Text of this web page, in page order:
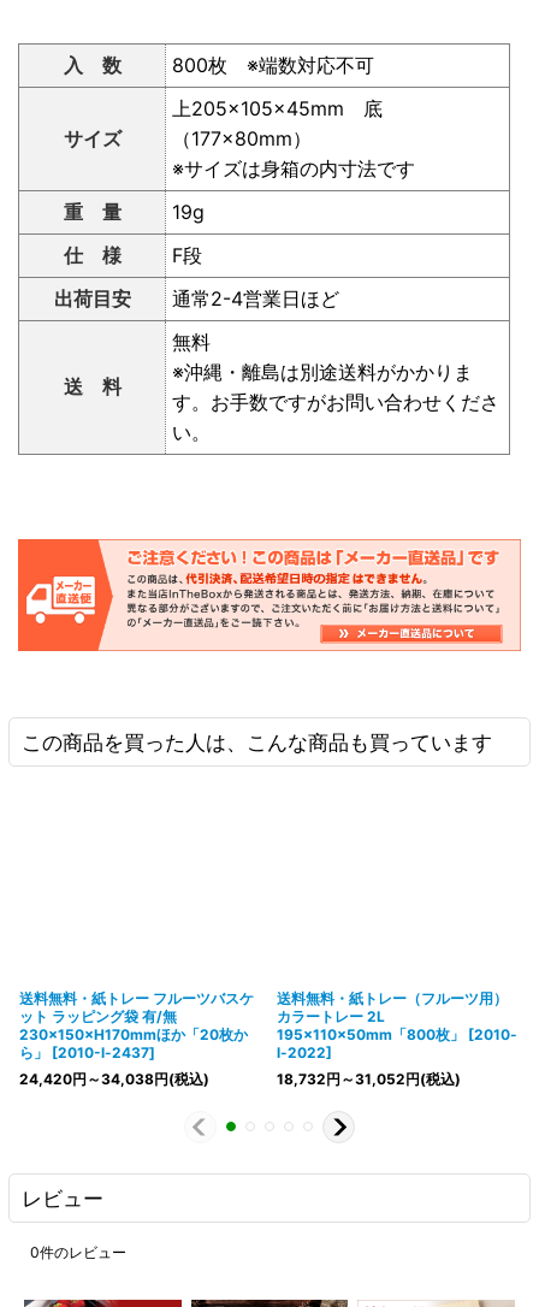
入 数 800枚 ※端数対応不可
サイズ
上205×105×45mm 底
（177×80mm）
※サイズは身箱の内寸法です
重 量
19g
仕 様
F段
出荷目安
通常2-4営業日ほど
送 料
無料
※沖縄・離島は別途送料がかかりま
す。お手数ですがお問い合わせくださ
い。
この商品を買った人は、こんな商品も買っています
送料無料・紙トレー フルーツバスケ
ット ラッピング袋 有/無
230×150×H170mmほか「20枚か
ら」
[2010-l-2437]
24,420円 ～34,038円(税込)
送料無料・紙トレー（フルーツ用）
カラートレー 2L
195×110×50mm「800枚」
[2010-
l-2022]
18,732円 ～31,052円(税込)
レビュー
0件のレビュー